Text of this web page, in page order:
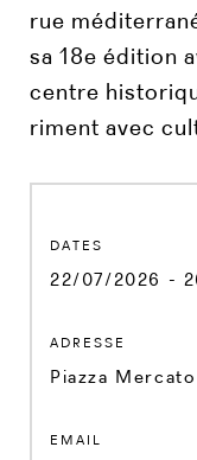
rue
sa 18e édition
centre
riment avec
DATES
22/07/2026 -
ADRESSE
Piazza
EMAIL